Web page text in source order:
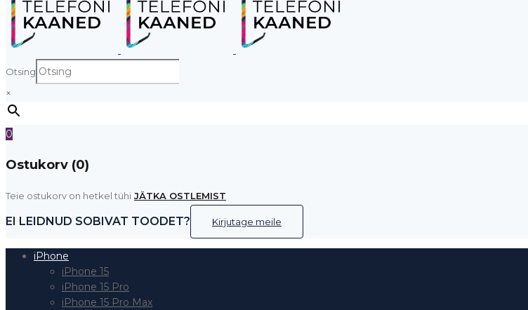
Otsing
×
0
Ostukorv (0)
Teie ostukorv on hetkel tühi JÄTKA OSTLEMIST
EI LEIDNUD SOBIVAT TOODET? Kirjutage meile
iPhone
iPhone 15
iPhone 15 Pro
iPhone 15 Pro Max